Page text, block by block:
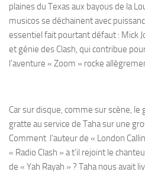
plaines du Texas aux bayous de la
musicos se déchainent avec
essentiel fait pourtant défaut : Mick
et génie des Clash, qui contribue
l’aventure « Zoom » rocke
Car sur disque, comme sur scène,
gratte au service de Taha sur une
Comment l’auteur de « London
« Radio Clash » a t’il rejoint le
de « Yah Rayah » ? Taha nous avait